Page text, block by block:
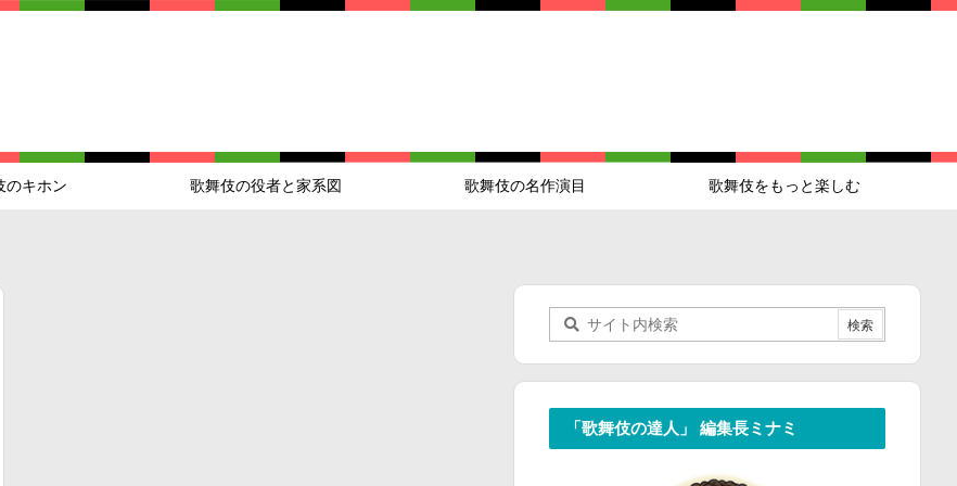
のキホン 歌舞伎の役者と家系図 歌舞伎の名作演目 歌舞伎をもっと楽しむ
「歌舞伎の達人」 編集長ミナミ